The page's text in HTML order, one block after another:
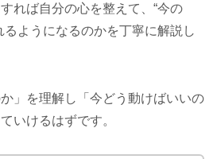
れば自分の心を整えて、“今の
るようになるのかを丁寧に解説し
」を理解し「今どう動けばいいの
いけるはずです。